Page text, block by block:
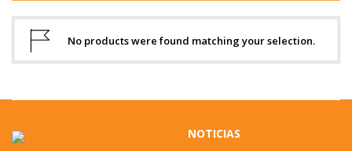
No products were found matching your selection.
NOTICIAS